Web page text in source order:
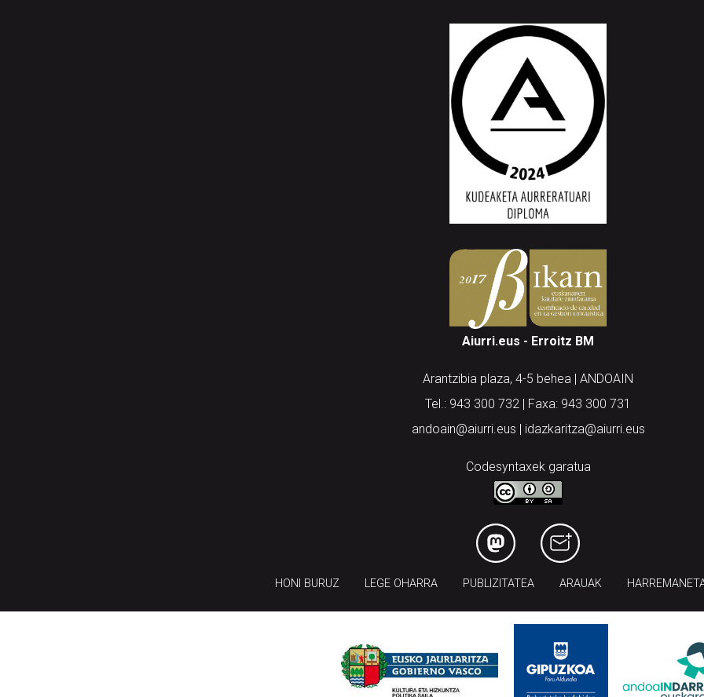
Aiurri.eus - Erroitz BM
Arantzibia plaza, 4-5 behea | ANDOAIN
Tel.: 943 300 732 | Faxa: 943 300 731
andoain@aiurri.eus | idazkaritza@aiurri.eus
Codesyntaxek garatua
HONI BURUZ LEGE OHARRA PUBLIZITATEA ARAUAK